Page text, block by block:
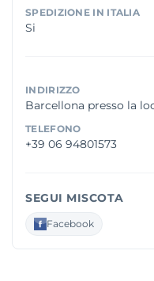
SPEDIZIONE IN ITALIA
Si
INDIRIZZO
Barcellona presso la
TELEFONO
+39 06 94801573
SEGUI MISCOTA
Facebook